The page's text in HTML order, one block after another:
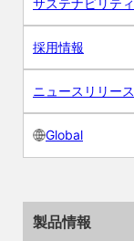
サステナビリティ
採用情報
ニュースリリース
Global
製品情報